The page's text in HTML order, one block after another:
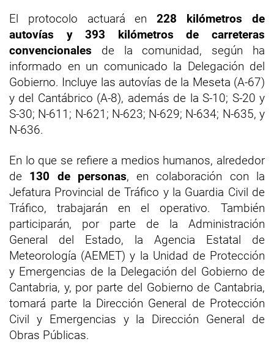
El protocolo actuará en228 kilómetros de
autovías y 393 kilómetros de carreteras
convencionales de la comunidad, según ha
informado en un comunicado la Delegación del
Gobierno. Incluye las autovías de la Meseta (A-67)
y del Cantábrico (A-8), además de la S-10; S-20 y
S-30; N-611; N-621; N-623; N-629; N-634; N-635, y
N-636.
En lo que se refiere a medios humanos, alrededor
de 130 de personas, en colaboración con la
Jefatura Provincial de Tráfico y la Guardia Civil de
Tráfico, trabajarán en el operativo. También
participarán, por parte de la Administración
General del Estado, la Agencia Estatal de
Meteorología (AEMET) y la Unidad de Protección
y Emergencias de la Delegación del Gobierno de
Cantabria, y, por parte del Gobierno de Cantabria,
tomará parte la Dirección General de Protección
Civil y Emergencias y la Dirección General de
Obras Públicas.